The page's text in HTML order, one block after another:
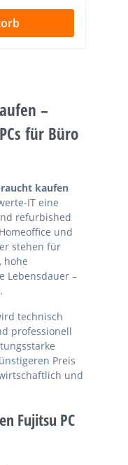
–
für Büro
kaufen
IT eine
refurbished
und
stehen für
hohe
Lebensdauer –
technisch
professionell
Preis
und
Fujitsu PC